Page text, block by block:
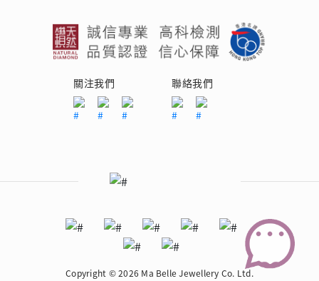
關注我們 聯絡我們
Copyright © 2026 Ma Belle Jewellery Co. Ltd.